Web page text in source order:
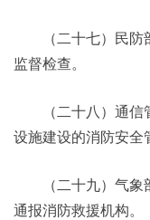
（二十七）民防部
监督检查。
（二十八）通信管
设施建设的消防安全
（二十九）气象部
通报消防救援机构。